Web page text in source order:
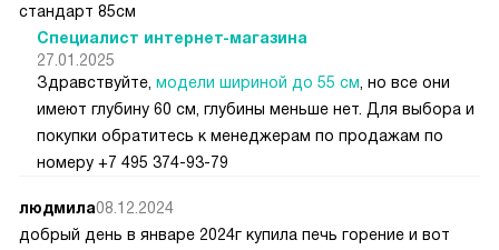
стандарт 85см
Специалист интернет-магазина
27.01.2025
Здравствуйте, модели шириной до 55 см , но все они
имеют глубину 60 см, глубины меньше нет. Для выбора и
покупки обратитесь к менеджерам по продажам по
номеру +7 495 374-93-79
людмила08.12.2024
добрый день в январе 2024г купила печь горение и вот